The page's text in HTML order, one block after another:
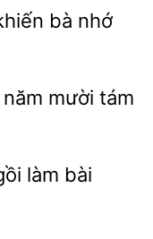
nhớ
mười tám
làm bài